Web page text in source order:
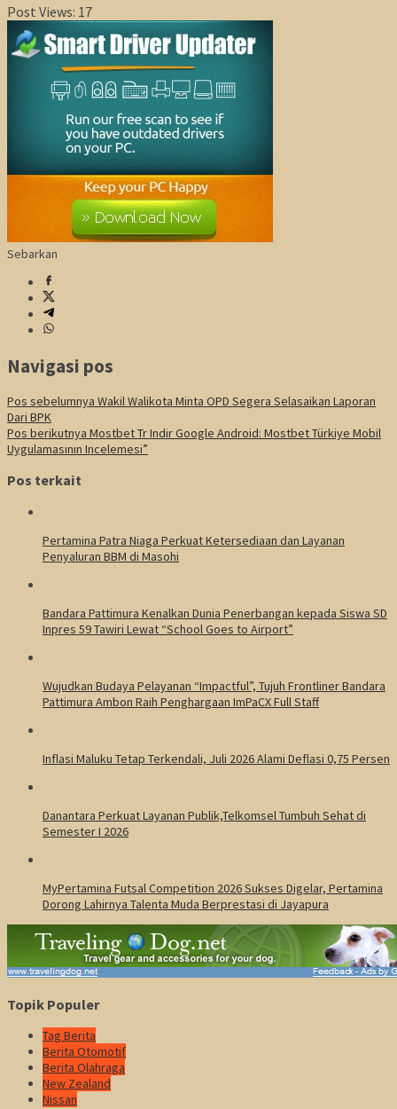
Post Views: 17
Sebarkan
Navigasi pos
Pos sebelumnya Wakil Walikota Minta OPD Segera Selasaikan Laporan
Dari BPK
Pos berikutnya Mostbet Tr Indir Google Android: Mostbet Türkiye Mobil
Uygulamasının Incelemesi”
Pos terkait
Pertamina Patra Niaga Perkuat Ketersediaan dan Layanan
Penyaluran BBM di Masohi
Bandara Pattimura Kenalkan Dunia Penerbangan kepada Siswa SD
Inpres 59 Tawiri Lewat “School Goes to Airport”
Wujudkan Budaya Pelayanan “Impactful”, Tujuh Frontliner Bandara
Pattimura Ambon Raih Penghargaan ImPaCX Full Staff
Inflasi Maluku Tetap Terkendali, Juli 2026 Alami Deflasi 0,75 Persen
Danantara Perkuat Layanan Publik,Telkomsel Tumbuh Sehat di
Semester I 2026
MyPertamina Futsal Competition 2026 Sukses Digelar, Pertamina
Dorong Lahirnya Talenta Muda Berprestasi di Jayapura
Topik Populer
Tag Berita
Berita Otomotif
Berita Olahraga
New Zealand
Nissan